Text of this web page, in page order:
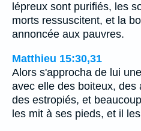
lépreux sont purifiés, les
morts ressuscitent, et la
annoncée aux pauvres.
Matthieu 15:30,31
Alors s'approcha de lui
avec elle des boiteux, des
des estropiés, et
les mit à ses pieds, et il